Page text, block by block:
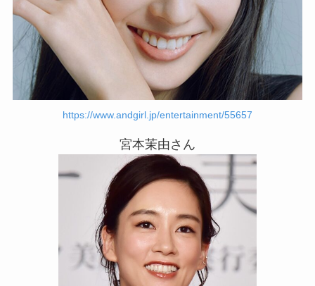
https://www.andgirl.jp/entertainment/55657
宮本茉由さん